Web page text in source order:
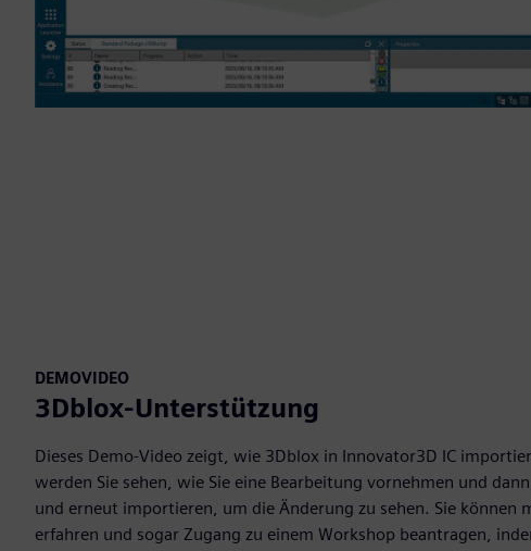
DEMOVIDEO
3Dblox-Unterstützung
Dieses Demo-Video zeigt, wie 3Dblox in Innovator3D IC
werden Sie sehen, wie Sie eine Bearbeitung vornehmen und
und erneut importieren, um die Änderung zu sehen. Sie können
erfahren und sogar Zugang zu einem Workshop beantragen,